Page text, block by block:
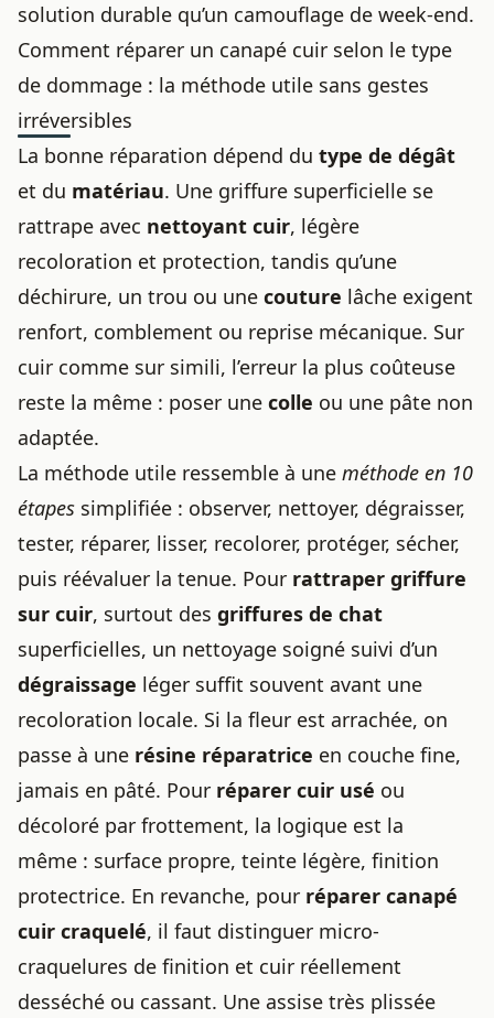
solution durable qu’un camouflage de week-end.
Comment réparer un canapé cuir selon le type
de dommage : la méthode utile sans gestes
irréversibles
La bonne réparation dépend du type de dégât
et du matériau. Une griffure superficielle se
rattrape avec nettoyant cuir, légère
recoloration et protection, tandis qu’une
déchirure, un trou ou une couture lâche exigent
renfort, comblement ou reprise mécanique. Sur
cuir comme sur simili, l’erreur la plus coûteuse
reste la même : poser une colle ou une pâte non
adaptée.
La méthode utile ressemble à une méthode en 10
étapes simplifiée : observer, nettoyer, dégraisser,
tester, réparer, lisser, recolorer, protéger, sécher,
puis réévaluer la tenue. Pour rattraper griffure
sur cuir, surtout des griffures de chat
superficielles, un nettoyage soigné suivi d’un
dégraissage léger suffit souvent avant une
recoloration locale. Si la fleur est arrachée, on
passe à une résine réparatrice en couche fine,
jamais en pâté. Pour réparer cuir usé ou
décoloré par frottement, la logique est la
même : surface propre, teinte légère, finition
protectrice. En revanche, pour réparer canapé
cuir craquelé, il faut distinguer micro-
craquelures de finition et cuir réellement
desséché ou cassant. Une assise très plissée